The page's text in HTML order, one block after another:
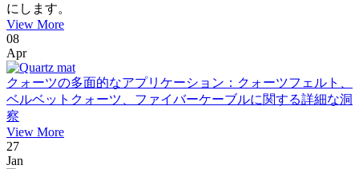
にします。
View More
08
Apr
クォーツの多面的なアプリケーション：クォーツフェルト、
ベルベットクォーツ、ファイバーケーブルに関する詳細な洞
察
View More
27
Jan